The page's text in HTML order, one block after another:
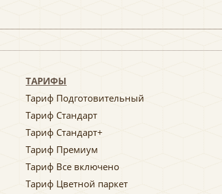
ТАРИФЫ
Тариф Подготовительный
Тариф Стандарт
Тариф Стандарт+
Тариф Премиум
Тариф Все включено
Тариф Цветной паркет